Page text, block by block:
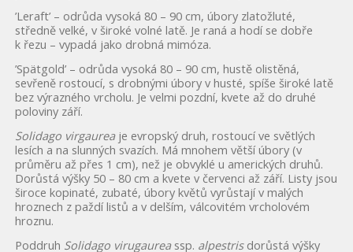
’Leraft’ – odrůda vysoká 80 – 90 cm, úbory zlatožluté,
středně velké, v široké volné latě. Je raná a hodí se dobře
k řezu – vypadá jako drobná mimóza.
’Spätgold’ – odrůda vysoká 80 – 90 cm, hustě olistěná,
sevřeně rostoucí, s drobnými úbory v husté, spíše široké latě
bez výrazného vrcholu. Je velmi pozdní, kvete až do druhé
poloviny září.
Solidago virgaureaje evropský druh, rostoucí ve světlých
lesích a na slunných svazích. Má mnohem větší úbory (v
průměru až přes 1 cm), než je obvyklé u amerických druhů.
Dorůstá výšky 50 – 80 cm a kvete v červenci až září. Listy jsou
široce kopinaté, zubaté, úbory květů vyrůstají v malých
hroznech z paždí listů a v delším, válcovitém vrcholovém
hroznu.
Poddruh Solidago virugaureassp. alpestris dorůstá výšky